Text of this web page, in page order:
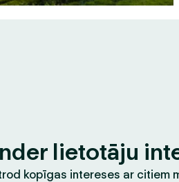
lietotāju
kopīgas intereses ar citiem